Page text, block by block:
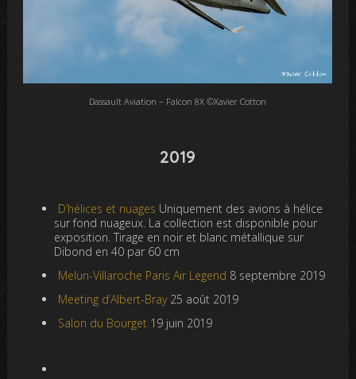
Dassault Aviation – Falcon 8X ©Xavier Cotton
2019
D’hélices et nuages Uniquement des avions à hélice
sur fond nuageux. La collection est disponible pour
exposition. Tirage en noir et blanc métallique sur
Dibond en 40 par 60 cm
Melun-Villaroche Paris Air Legend 8 septembre 2019
Meeting d’Albert-Bray25 août 2019
Salon du Bourget19 juin 2019